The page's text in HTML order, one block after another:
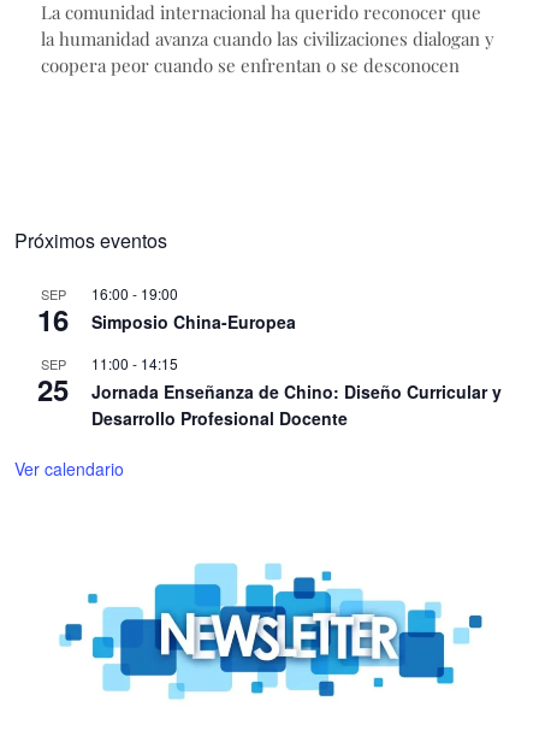
La comunidad internacional ha querido reconocer que
la humanidad avanza cuando las civilizaciones dialogan y
coopera peor cuando se enfrentan o se desconocen
Próximos eventos
SEP
16
16:00 - 19:00
Simposio China-Europea
SEP
25
11:00 - 14:15
Jornada Enseñanza de Chino: Diseño Curricular y
Desarrollo Profesional Docente
Ver calendario